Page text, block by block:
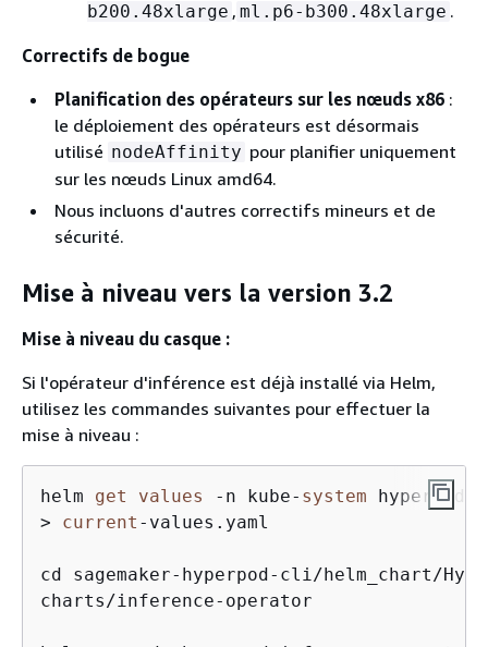
b200.48xlarge , ml.p6-b300.48xlarge .
Correctifs de bogue
Planification des opérateurs sur les nœuds x86 :
le déploiement des opérateurs est désormais
utilisé nodeAffinity pour planifier uniquement
sur les nœuds Linux amd64.
Nous incluons d'autres correctifs mineurs et de
sécurité.
Mise à niveau vers la version 3.2
Mise à niveau du casque :
Si l'opérateur d'inférence est déjà installé via Helm,
utilisez les commandes suivantes pour effectuer la
mise à niveau :
helm get values - n kube- system hyperpod
>
current - values.yaml
cd sagemaker- hyperpod- cli /helm_chart /
charts /inference- operator